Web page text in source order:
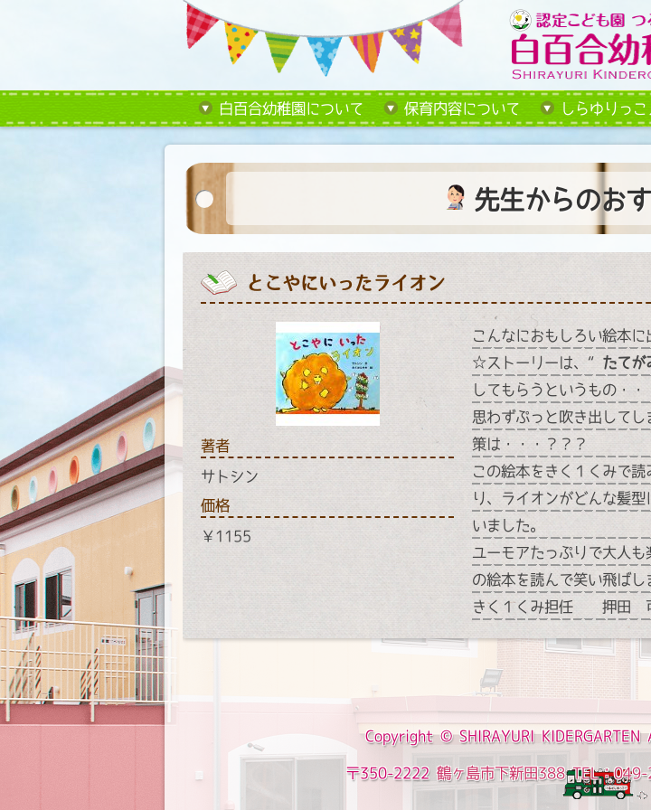
白百合幼稚園について 保育内容について しらゆりっ
先生からのお
とこやにいったライオン
著者
サトシン
価格
￥1155
こんなにおもしろい絵本に
☆ストーリーは、“ たてが
してもらうというもの・・
思わずぷっと吹き出して
策は・・・？？？
この絵本をきく１くみで
り、ライオンがどんな髪
いました。
ユーモアたっぷりで大人
の絵本を読んで笑い飛ば
きく１くみ担任 押田
Copyright © SHIRAYURI KIDERGARTEN
〒350-2222 鶴ヶ島市下新田388 TEL：